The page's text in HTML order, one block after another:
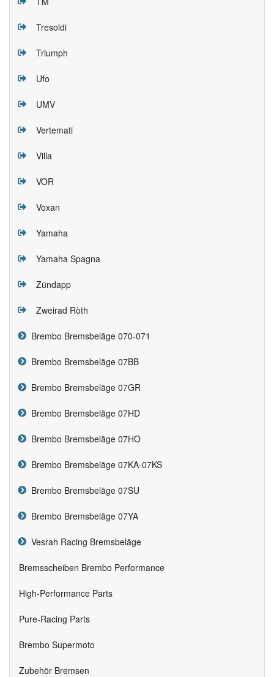
Tresoldi
Triumph
Ufo
UMV
Vertemati
Villa
VOR
Voxan
Yamaha
Yamaha Spagna
Zündapp
Zweirad Ròth
Brembo Bremsbeläge 070-071
Brembo Bremsbeläge 07BB
Brembo Bremsbeläge 07GR
Brembo Bremsbeläge 07HD
Brembo Bremsbeläge 07HO
Brembo Bremsbeläge 07KA-07KS
Brembo Bremsbeläge 07SU
Brembo Bremsbeläge 07YA
Vesrah Racing Bremsbeläge
Bremsscheiben Brembo Performance
High-Performance Parts
Pure-Racing Parts
Brembo Supermoto
Zubehör Bremsen